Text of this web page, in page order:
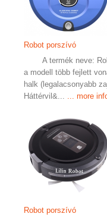
Robot porszívó
A termék neve:
a modell több fejlett
halk (legalacsonyabb
Háttérvil&...
... more
Robot porszívó